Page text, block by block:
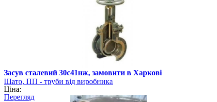
Засув сталевий 30с41нж, замовити в Харкові
Шато, ПП - труби від виробника
Ціна:
Перегляд